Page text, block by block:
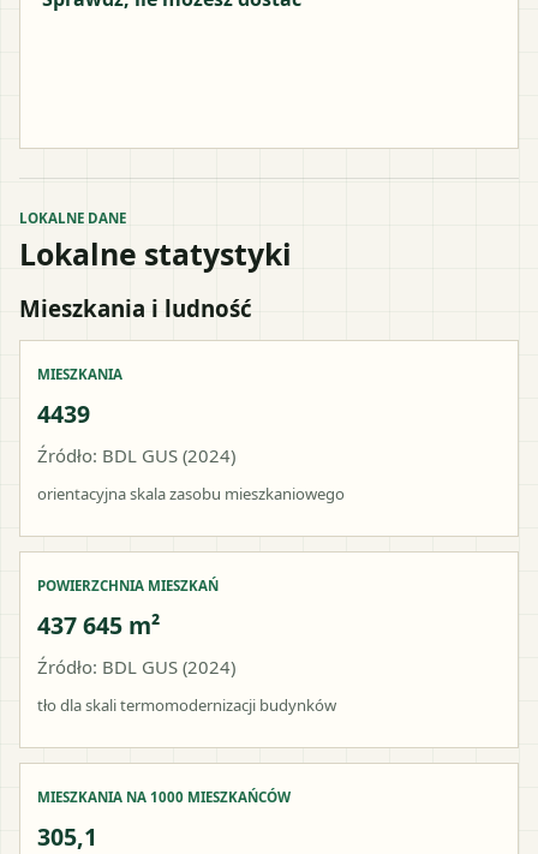
LOKALNE DANE
Lokalne statystyki
Mieszkania i ludność
MIESZKANIA
4439
Źródło: BDL GUS (2024)
orientacyjna skala zasobu mieszkaniowego
POWIERZCHNIA MIESZKAŃ
437 645 m²
Źródło: BDL GUS (2024)
tło dla skali termomodernizacji budynków
MIESZKANIA NA 1000 MIESZKAŃCÓW
305,1